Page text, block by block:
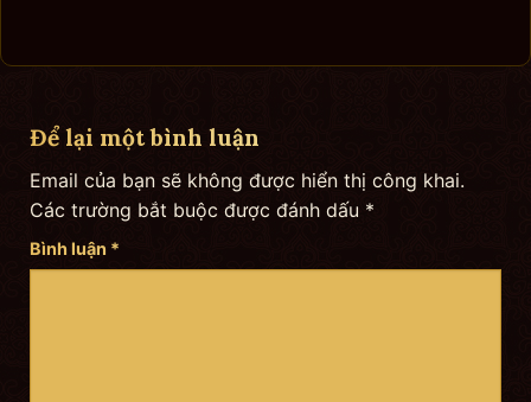
Để lại một bình luận
Email của bạn sẽ không được hiển thị công khai.
Các trường bắt buộc được đánh dấu *
Bình luận *